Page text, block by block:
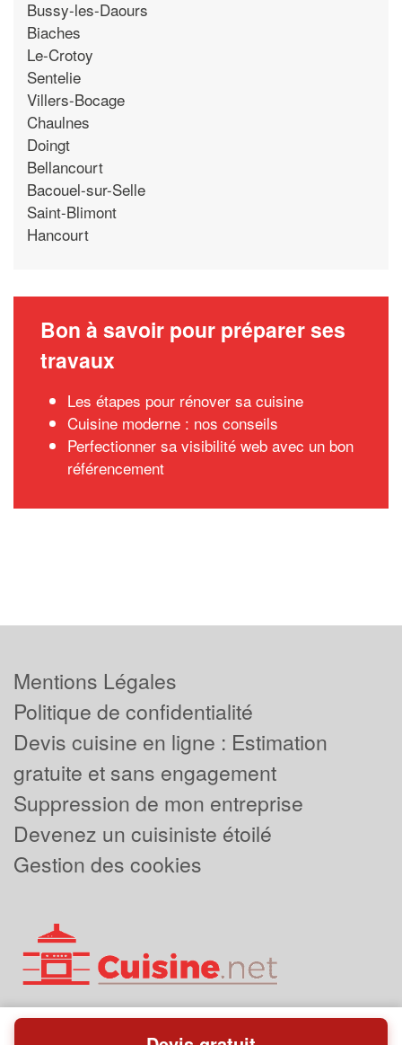
Bussy-les-Daours
Biaches
Le-Crotoy
Sentelie
Villers-Bocage
Chaulnes
Doingt
Bellancourt
Bacouel-sur-Selle
Saint-Blimont
Hancourt
Bon à savoir pour préparer ses
travaux
Les étapes pour rénover sa cuisine
Cuisine moderne : nos conseils
Perfectionner sa visibilité web avec un bon
référencement
Mentions Légales
Politique de confidentialité
Devis cuisine en ligne : Estimation
gratuite et sans engagement
Suppression de mon entreprise
Devenez un cuisiniste étoilé
Gestion des cookies